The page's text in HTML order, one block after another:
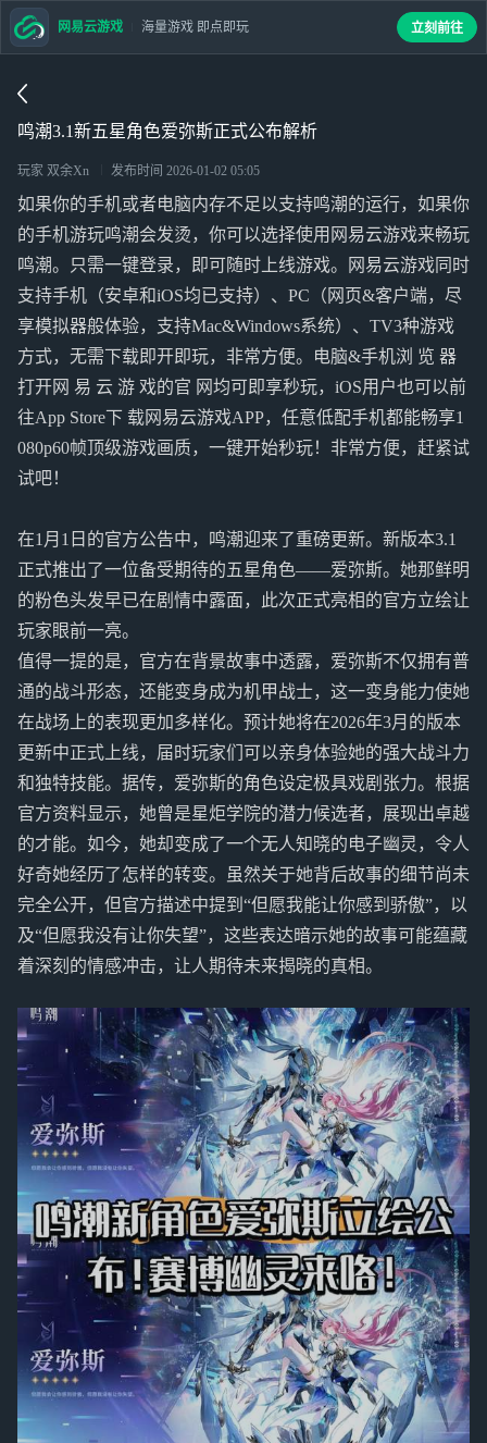
鸣潮3.1新五星角色爱弥斯正式公布解析
玩家 双余Xn 发布时间 2026-01-02 05:05
如果你的手机或者电脑内存不足以支持鸣潮的运行，如果你
的手机游玩鸣潮会发烫，你可以选择使用网易云游戏来畅玩
鸣潮。只需一键登录，即可随时上线游戏。网易云游戏同时
支持手机（安卓和iOS均已支持）、PC（网页&客户端，尽
享模拟器般体验，支持Mac&Windows系统）、TV3种游戏
方式，无需下载即开即玩，非常方便。电脑&手机浏 览 器
打开网 易 云 游 戏的官 网均可即享秒玩，iOS用户也可以前
往App Store下 载网易云游戏APP，任意低配手机都能畅享1
080p60帧顶级游戏画质，一键开始秒玩！非常方便，赶紧试
试吧！
在1月1日的官方公告中，鸣潮迎来了重磅更新。新版本3.1
正式推出了一位备受期待的五星角色——爱弥斯。她那鲜明
的粉色头发早已在剧情中露面，此次正式亮相的官方立绘让
玩家眼前一亮。
值得一提的是，官方在背景故事中透露，爱弥斯不仅拥有普
通的战斗形态，还能变身成为机甲战士，这一变身能力使她
在战场上的表现更加多样化。预计她将在2026年3月的版本
更新中正式上线，届时玩家们可以亲身体验她的强大战斗力
和独特技能。据传，爱弥斯的角色设定极具戏剧张力。根据
官方资料显示，她曾是星炬学院的潜力候选者，展现出卓越
的才能。如今，她却变成了一个无人知晓的电子幽灵，令人
好奇她经历了怎样的转变。虽然关于她背后故事的细节尚未
完全公开，但官方描述中提到“但愿我能让你感到骄傲”，以
及“但愿我没有让你失望”，这些表达暗示她的故事可能蕴藏
着深刻的情感冲击，让人期待未来揭晓的真相。
网易云游戏 海量游戏 即点即玩 立刻前往